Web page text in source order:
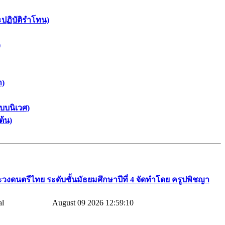
ฏิบัติรำโทน)
)
บนิเวศ)
น)
วงดนตรีไทย​ ระดับชั้นมัธยมศึกษาปีที่​ 4​ จัดทำโดย​ ครูปพิชญา​
August 09 2026 12:59:10